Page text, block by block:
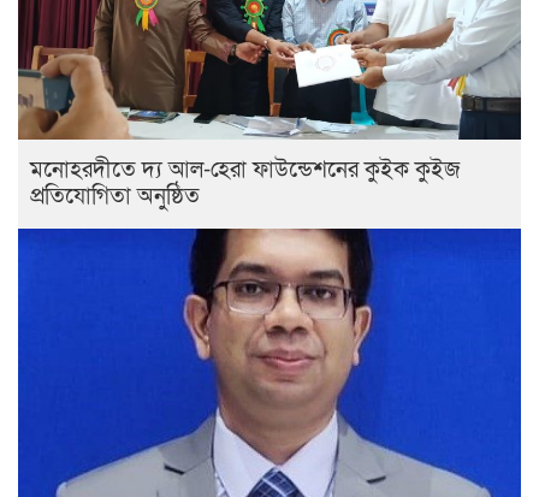
মনোহরদীতে দ্য আল-হেরা ফাউন্ডেশনের কুইক কুইজ
প্রতিযোগিতা অনুষ্ঠিত